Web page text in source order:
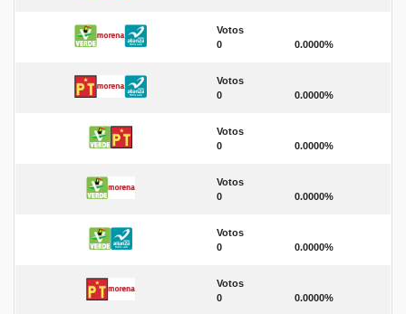
Votos
0
0.0000%
Votos
0
0.0000%
Votos
0
0.0000%
Votos
0
0.0000%
Votos
0
0.0000%
Votos
0
0.0000%